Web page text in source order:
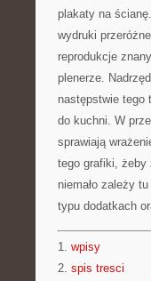
plakaty na
wydruki
reprodukcje
plenerze.
następstwie tego
do kuchni. W
sprawiają
tego grafiki, żeby
niemało zależy
typu dodatkach
1. wpisy
2. spis tresci